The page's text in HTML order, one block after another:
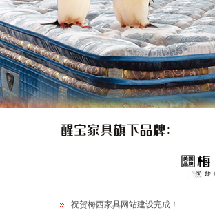
祝贺梅西家具网站建设完成！